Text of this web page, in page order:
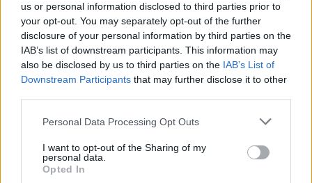
us or personal information disclosed to third parties prior to
your opt-out. You may separately opt-out of the further
disclosure of your personal information by third parties on the
IAB’s list of downstream participants. This information may
also be disclosed by us to third parties on the IAB’s List of
Downstream Participants that may further disclose it to other
Please note that this website/app uses one or more Google
not limited to your visit or usage behaviour. You may click to
grant or deny consent to Google and its third-party tags to
use your data for below specified purposes in below Google
Personal Data Processing Opt Outs
I want to opt-out of the Sharing of my
personal data.
Opted In